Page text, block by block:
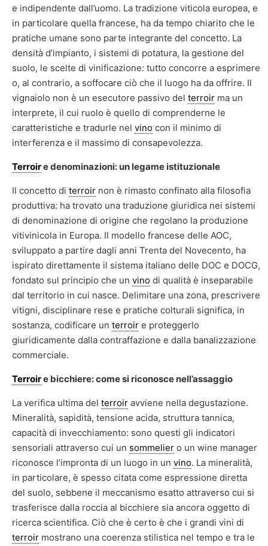
e indipendente dall’uomo. La tradizione viticola europea, e
in particolare quella francese, ha da tempo chiarito che le
pratiche umane sono parte integrante del concetto. La
densità d’impianto, i sistemi di potatura, la gestione del
suolo, le scelte di vinificazione: tutto concorre a esprimere
o, al contrario, a soffocare ciò che il luogo ha da offrire. Il
vignaiolo non è un esecutore passivo del terroir ma un
interprete, il cui ruolo è quello di comprenderne le
caratteristiche e tradurle nel vino con il minimo di
interferenza e il massimo di consapevolezza.
Terroire denominazioni: un legame istituzionale
Il concetto di terroir non è rimasto confinato alla filosofia
produttiva: ha trovato una traduzione giuridica nei sistemi
di denominazione di origine che regolano la produzione
vitivinicola in Europa. Il modello francese delle AOC,
sviluppato a partire dagli anni Trenta del Novecento, ha
ispirato direttamente il sistema italiano delle DOC e DOCG,
fondato sul principio che un vino di qualità è inseparabile
dal territorio in cui nasce. Delimitare una zona, prescrivere
vitigni, disciplinare rese e pratiche colturali significa, in
sostanza, codificare un terroir e proteggerlo
giuridicamente dalla contraffazione e dalla banalizzazione
commerciale.
Terroire bicchiere: come si riconosce nell’assaggio
La verifica ultima del terroir avviene nella degustazione.
Mineralità, sapidità, tensione acida, struttura tannica,
capacità di invecchiamento: sono questi gli indicatori
sensoriali attraverso cui un sommelier o un wine manager
riconosce l’impronta di un luogo in un vino. La mineralità,
in particolare, è spesso citata come espressione diretta
del suolo, sebbene il meccanismo esatto attraverso cui si
trasferisce dalla roccia al bicchiere sia ancora oggetto di
ricerca scientifica. Ciò che è certo è che i grandi vini di
terroir mostrano una coerenza stilistica nel tempo e tra le